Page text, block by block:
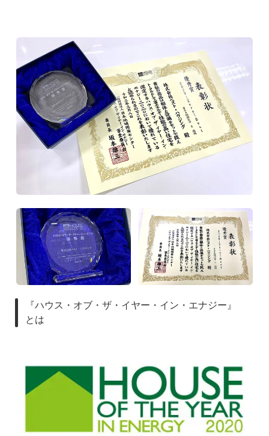
『ハウス・オブ・ザ・イヤー・イン・エナジー』
とは